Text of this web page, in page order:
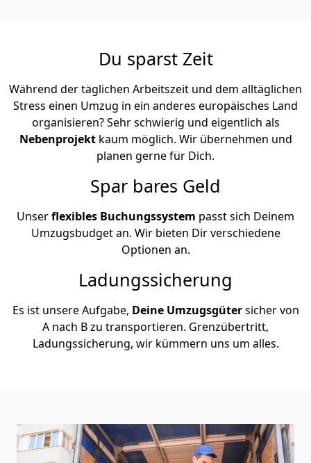
Du sparst Zeit
Während der täglichen Arbeitszeit und dem alltäglichen
Stress einen Umzug in ein anderes europäisches Land
organisieren? Sehr schwierig und eigentlich als
Nebenprojekt kaum möglich. Wir übernehmen und
planen gerne für Dich.
Spar bares Geld
Unserflexibles Buchungssystem passt sich Deinem
Umzugsbudget an. Wir bieten Dir verschiedene
Optionen an.
Ladungssicherung
Es ist unsere Aufgabe, Deine Umzugsgütersicher von
A nach B zu transportieren. Grenzübertritt,
Ladungssicherung, wir kümmern uns um alles.